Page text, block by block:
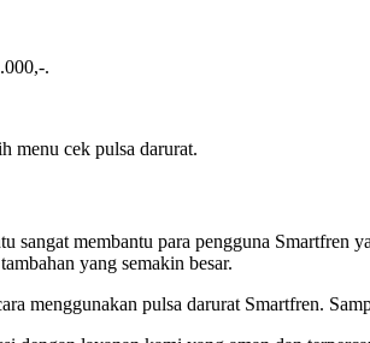
.
menu cek pulsa darurat.
membantu para pengguna Smartfren
yang semakin besar.
menggunakan pulsa darurat Smartfren.